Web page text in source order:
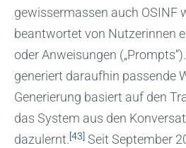
gewissermassen auch OSINF
beantwortet von Nutzerinnen
oder Anweisungen („Prompts“).
generiert daraufhin passende
Generierung basiert auf den
das System aus den
dazulernt.[43] Seit September